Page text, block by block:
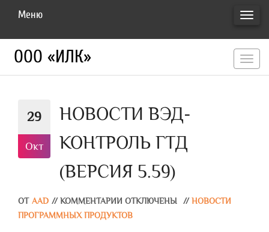
Меню
ООО «ИЛК»
29
Окт
НОВОСТИ ВЭД-
КОНТРОЛЬ ГТД
(ВЕРСИЯ 5.59)
ОТ AAD // КОММЕНТАРИИ ОТКЛЮЧЕНЫ // НОВОСТИ
ПРОГРАММНЫХ ПРОДУКТОВ